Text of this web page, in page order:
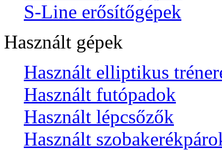
S-Line erősítőgépek
Használt gépek
Használt elliptikus
Használt futópadok
Használt lépcsőzők
Használt